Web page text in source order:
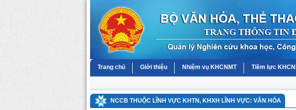
Trang chủ Giới thiệu Nhiệm vụ KHCNMT Tiềm lực
NCCB THUỘC LĨNH VỰC KHTN, KHXH LĨNH VỰC: VĂN HÓA